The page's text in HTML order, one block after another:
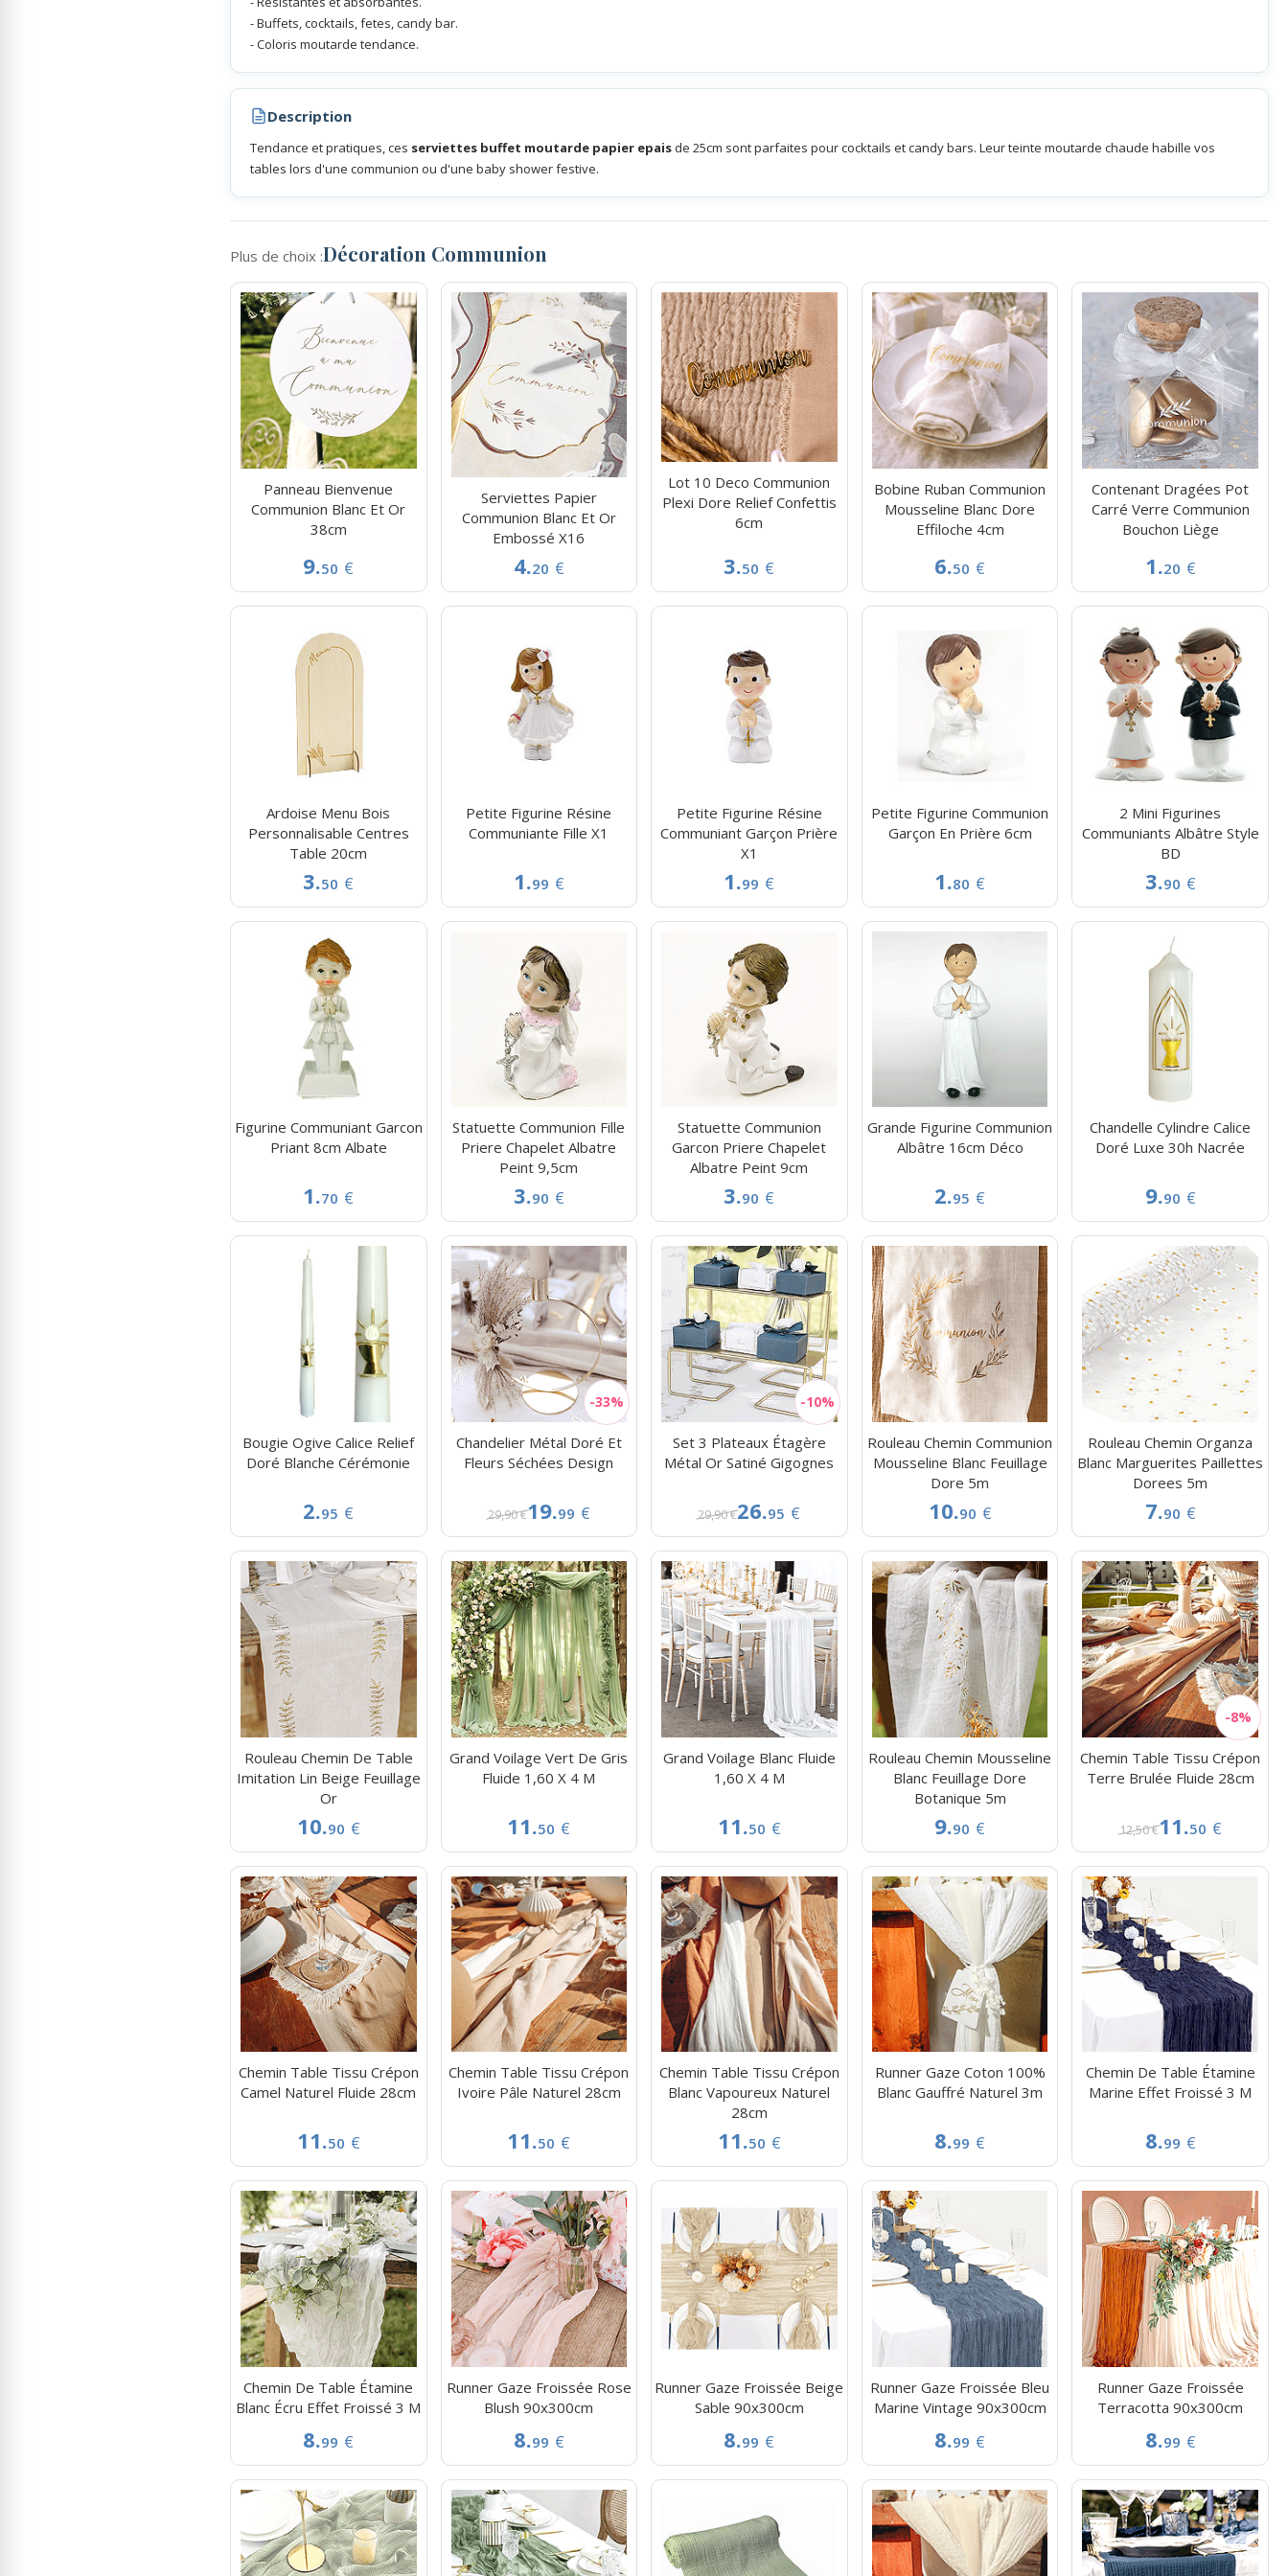
- Buffets, cocktails, fetes, candy bar.
- Coloris moutarde tendance.
Description
Tendance et pratiques, ces serviettes buffet moutarde papier epais de 25cm sont parfaites pour cocktails et candy bars. Leur teinte moutarde chaude habille vos
tables lors d'une communion ou d'une baby shower festive.
Plus de choix :Décoration Communion
Panneau Bienvenue
Communion Blanc Et Or
38cm
9.50 €
Serviettes Papier
Communion Blanc Et Or
Embossé X16
4.20 €
Lot 10 Deco Communion
Plexi Dore Relief Confettis
6cm
3.50 €
Bobine Ruban Communion
Mousseline Blanc Dore
Effiloche 4cm
6.50 €
Contenant Dragées Pot
Carré Verre Communion
Bouchon Liège
1.20 €
Ardoise Menu Bois
Personnalisable Centres
Table 20cm
3.50 €
Petite Figurine Résine
Communiante Fille X1
1.99 €
Petite Figurine Résine
Communiant Garçon Prière
X1
1.99 €
Petite Figurine Communion
Garçon En Prière 6cm
1.80 €
2 Mini Figurines
Communiants Albâtre Style
BD
3.90 €
Figurine Communiant Garcon
Priant 8cm Albate
1.70 €
Statuette Communion Fille
Priere Chapelet Albatre
Peint 9,5cm
3.90 €
Statuette Communion
Garcon Priere Chapelet
Albatre Peint 9cm
3.90 €
Grande Figurine Communion
Albâtre 16cm Déco
2.95 €
Chandelle Cylindre Calice
Doré Luxe 30h Nacrée
9.90 €
Bougie Ogive Calice Relief
Doré Blanche Cérémonie
2.95 €
Chandelier Métal Doré Et
Fleurs Séchées Design
29,90 €19.99 €
Set 3 Plateaux Étagère
Métal Or Satiné Gigognes
29,90 €26.95 €
Rouleau Chemin Communion
Mousseline Blanc Feuillage
Dore 5m
10.90 €
Rouleau Chemin Organza
Blanc Marguerites Paillettes
Dorees 5m
7.90 €
Rouleau Chemin De Table
Imitation Lin Beige Feuillage
Or
10.90 €
Grand Voilage Vert De Gris
Fluide 1,60 X 4 M
11.50 €
Grand Voilage Blanc Fluide
1,60 X 4 M
11.50 €
Rouleau Chemin Mousseline
Blanc Feuillage Dore
Botanique 5m
9.90 €
Chemin Table Tissu Crépon
Terre Brulée Fluide 28cm
12,50 €11.50 €
Chemin Table Tissu Crépon
Camel Naturel Fluide 28cm
11.50 €
Chemin Table Tissu Crépon
Ivoire Pâle Naturel 28cm
11.50 €
Chemin Table Tissu Crépon
Blanc Vapoureux Naturel
28cm
11.50 €
Runner Gaze Coton 100%
Blanc Gauffré Naturel 3m
8.99 €
Chemin De Table Étamine
Marine Effet Froissé 3 M
8.99 €
Chemin De Table Étamine
Blanc Écru Effet Froissé 3 M
8.99 €
Runner Gaze Froissée Rose
Blush 90x300cm
8.99 €
Runner Gaze Froissée Beige
Sable 90x300cm
8.99 €
Runner Gaze Froissée Bleu
Marine Vintage 90x300cm
8.99 €
Runner Gaze Froissée
Terracotta 90x300cm
8.99 €